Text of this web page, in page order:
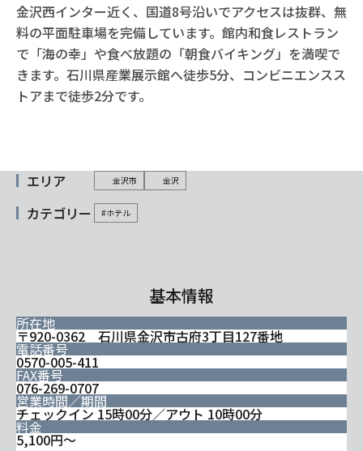
金沢西インター近く、国道8号沿いでアクセスは抜群、無
料の平面駐車場を完備しています。館内和食レストラン
で「海の幸」や食べ放題の「朝食バイキング」を満喫で
きます。石川県産業展示館へ徒歩5分、コンビニエンスス
トアまで徒歩2分です。
エリア 金沢市 金沢
カテゴリー #ホテル
基本情報
所在地
〒920-0362 石川県金沢市古府3丁目127番地
電話番号
0570-005-411
FAX番号
076-269-0707
営業時間／期間
チェックイン 15時00分／アウト 10時00分
料金
5,100円～